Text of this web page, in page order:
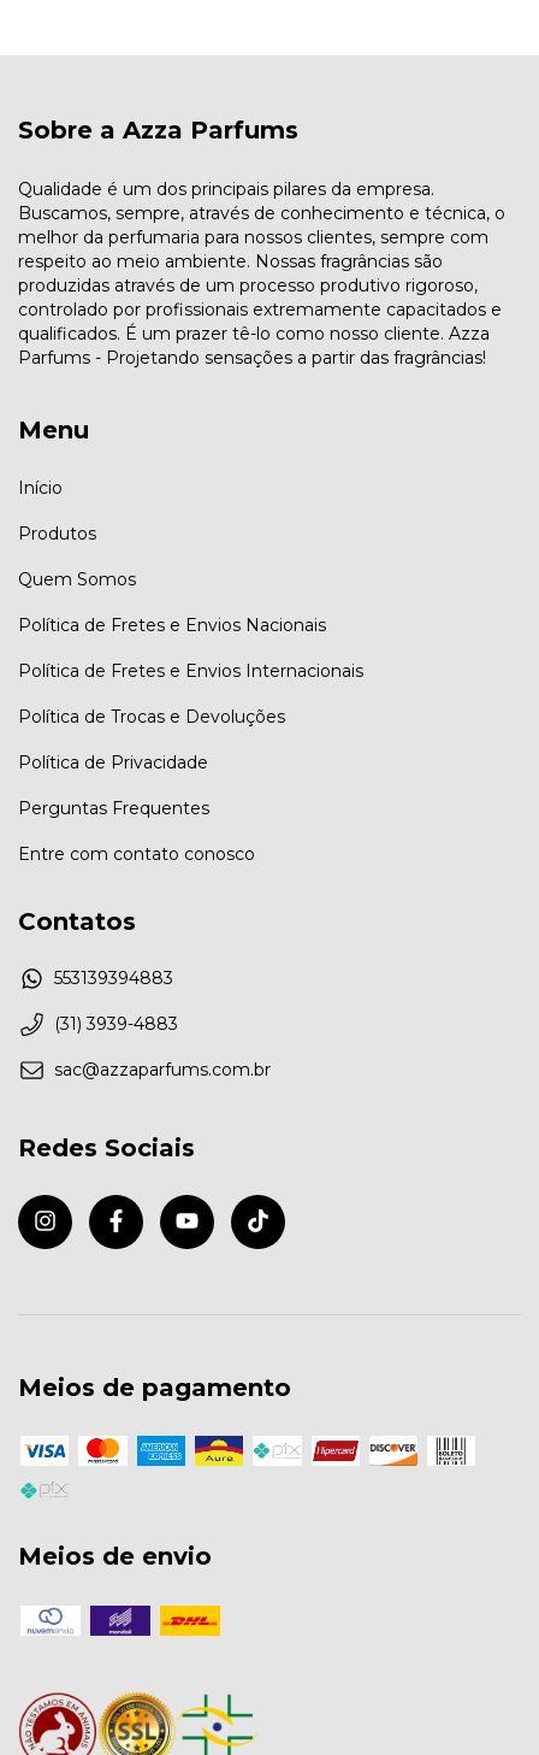
Sobre a Azza Parfums
Qualidade é um dos principais pilares da empresa.
Buscamos, sempre, através de conhecimento e técnica, o
melhor da perfumaria para nossos clientes, sempre com
respeito ao meio ambiente. Nossas fragrâncias são
produzidas através de um processo produtivo rigoroso,
controlado por profissionais extremamente capacitados e
qualificados. É um prazer tê-lo como nosso cliente. Azza
Parfums - Projetando sensações a partir das fragrâncias!
Menu
Início
Produtos
Quem Somos
Política de Fretes e Envios Nacionais
Política de Fretes e Envios Internacionais
Política de Trocas e Devoluções
Política de Privacidade
Perguntas Frequentes
Entre com contato conosco
Contatos
553139394883
(31) 3939-4883
sac@azzaparfums.com.br
Redes Sociais
Meios de pagamento
Meios de envio